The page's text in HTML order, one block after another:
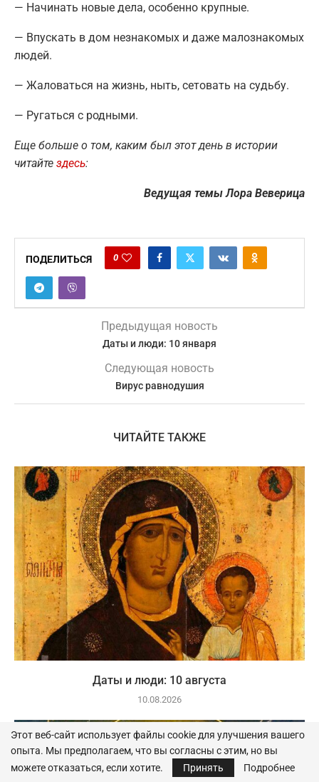
— Начинать новые дела, особенно крупные.
— Впускать в дом незнакомых и даже малознакомых
людей.
— Жаловаться на жизнь, ныть, сетовать на судьбу.
— Ругаться с родными.
Еще больше о том, каким был этот день в истории
читайте здесь:
Ведущая темы Лора Веверица
ПОДЕЛИТЬСЯ 0
Предыдущая новость
Даты и люди: 10 января
Следующая новость
Вирус равнодушия
ЧИТАЙТЕ ТАКЖЕ
Даты и люди: 10 августа
10.08.2026
Этот веб-сайт использует файлы cookie для улучшения вашего
опыта. Мы предполагаем, что вы согласны с этим, но вы
можете отказаться, если хотите.
Принять Подробнее